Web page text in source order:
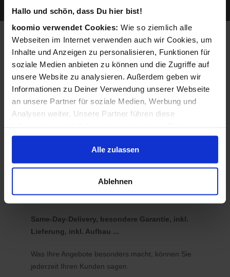
Hallo und schön, dass Du hier bist!
koomio verwendet Cookies: Wie so ziemlich alle
Webseiten im Internet verwenden auch wir Cookies, um
Inhalte und Anzeigen zu personalisieren, Funktionen für
soziale Medien anbieten zu können und die Zugriffe auf
unsere Website zu analysieren. Außerdem geben wir
Informationen zu Deiner Verwendung unserer Webseite
an unsere Partner für soziale Medien, Werbung und
Analysen weiter. Unsere Partner führen diese
zusammen, die Du ihnen bereitgestellt hast oder die sie
im Rahmen Deiner Nutzung der Dienste gesammelt
haben.
Alle zulassen
Ablehnen
Produkten in der Nähe sucht...
Angepasst auf Ihre
Bedürfnisse und
Möglichkeiten
Nutzen Sie koomio mit oder ohne Abbildung von
Same-Day-Delivery, besondere Garantie, inkl.
Lieferung, inkl. Aufbau ...
Was Ihre Angebote besonders macht, können Sie
jederzeit Ihren Kunden sagen.